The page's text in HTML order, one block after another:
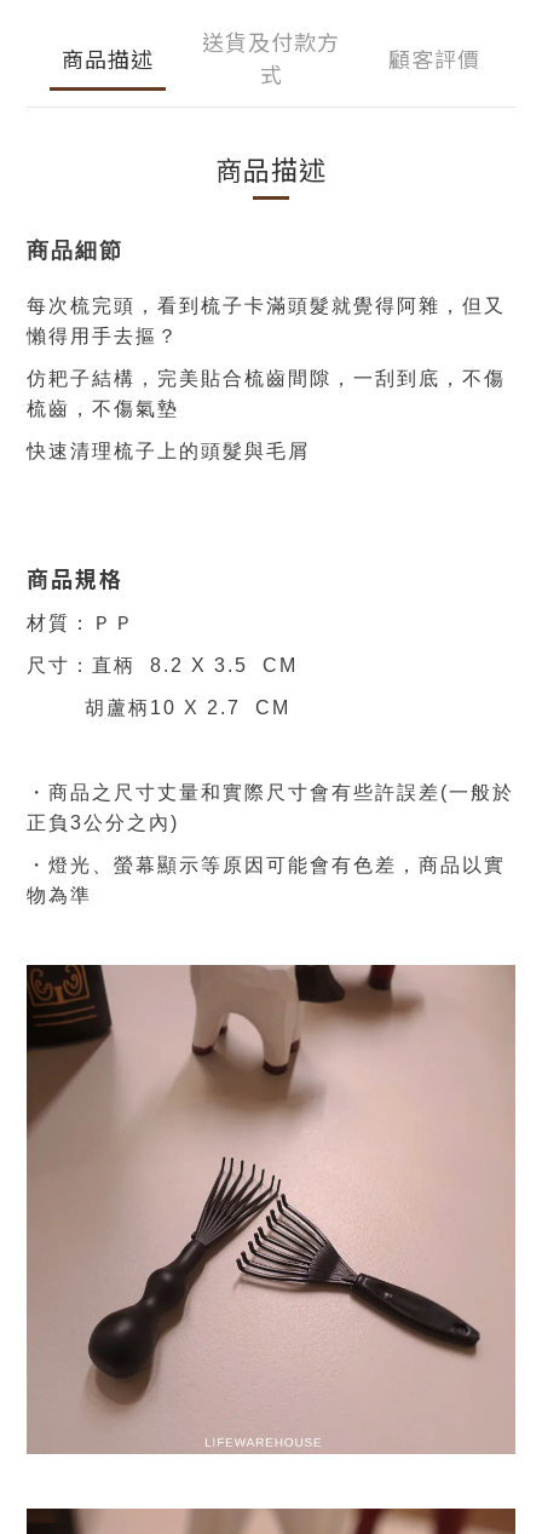
商品描述
送貨及付款方
式
顧客評價
商品描述
商品細節
每次梳完頭，看到梳子卡滿頭髮就覺得阿雜，但又
懶得用手去摳？
仿耙子結構，完美貼合梳齒間隙，一刮到底， 不傷
梳齒，不傷氣墊
快速清理梳子上的頭髮與毛屑
商品規格
材質：ＰＰ
尺寸：直柄 8.2 X 3.5 CM
胡蘆柄 10 X 2 .7 CM
・商品之尺寸丈量和實際尺寸會有些許誤差(一般於
正負3公分之內)
・燈光、螢幕顯示等原因可能會有色差，商品 以實
物為準